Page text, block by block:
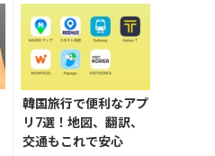
韓国旅行で便利なアプ
リ7選！地図、翻訳、
交通もこれで安心